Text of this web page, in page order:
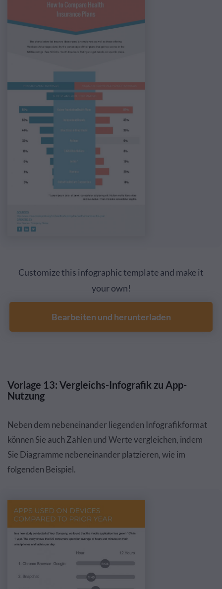
Customize this infographic template and make it
your own!
Bearbeiten und herunterladen
Vorlage 13: Vergleichs-Infografik zu App-
Nutzung
Neben dem nebeneinander liegenden Infografikformat
können Sie auch Zahlen und Werte vergleichen, indem
Sie Diagramme nebeneinander platzieren, wie im
folgenden Beispiel.